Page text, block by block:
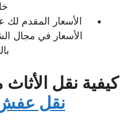
الأسعار المقدم
الأسعار في مجال
كيفية نقل
نقل عفش